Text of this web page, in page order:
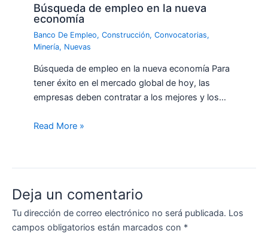
Búsqueda de empleo en la nueva
economía
Banco De Empleo,Construcción,Convocatorias,
Minería, Nuevas
Búsqueda de empleo en la nueva economía Para
tener éxito en el mercado global de hoy, las
empresas deben contratar a los mejores y los…
Read More »
Deja un comentario
Tu dirección de correo electrónico no será publicada. Los
campos obligatorios están marcados con *